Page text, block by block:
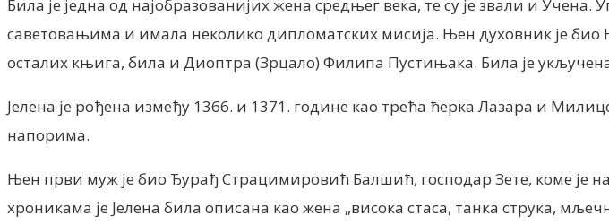
Била је једна од најобразованијих жена средњег века, те су је звали и
саветовањима и имала неколико дипломатских мисија. Њен духовник је био
осталих књига, била и Диоптра (Зрцало) Филипа Пустињака. Била је
Јелена је рођена између 1366. и 1371. године као трећа ћерка Лазара и
напорима.
Њен први муж је био Ђурађ Страцимировић Балшић, господар Зете, коме је
хроникама је Јелена била описана као жена „висока стаса, танка струка,